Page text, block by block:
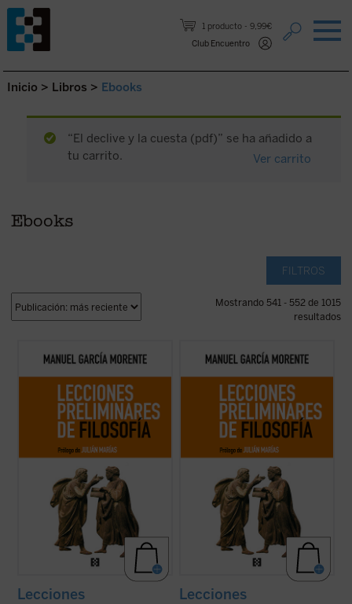
1 producto
9,99€
Club Encuentro
Saltar al contenido.
Inicio > Libros > Ebooks
“El declive y la cuesta (pdf)” se ha añadido a
tu carrito.
Ver carrito
Ebooks
FILTROS
Mostrando 541 - 552 de 1015
resultados
Los lectores y estudiosos de estas
lecciones cuentan con un recorrido que los
humanidad ha llegado hasta aquí. Nacidas
de un curso impartido por el autor en 1937
en la universidad argentina de ...(ver ficha)
Lecciones
Los lectores y estudiosos de estas
lecciones cuentan con un recorrido que los
humanidad ha llegado hasta aquí. Nacidas
de un curso impartido por el autor en 1937
en la universidad argentina de ...(ver ficha)
Lecciones